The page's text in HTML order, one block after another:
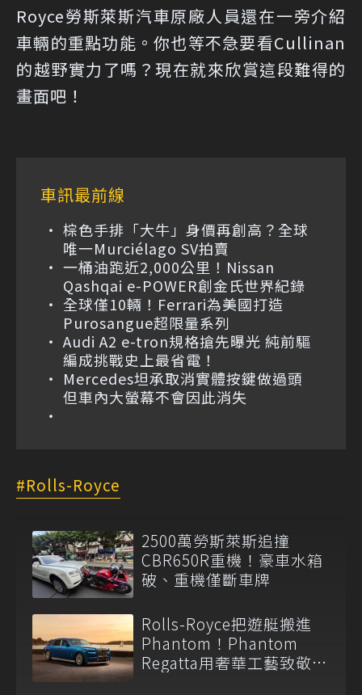
Royce勞斯萊斯汽車原廠人員還在一旁介紹
車輛的重點功能。你也等不急要看Cullinan
的越野實力了嗎？現在就來欣賞這段難得的
畫面吧！
車訊最前線
棕色手排「大牛」身價再創高？全球
唯一Murciélago SV拍賣
一桶油跑近2,000公里！Nissan
Qashqai e-POWER創金氏世界紀錄
全球僅10輛！Ferrari為美國打造
Purosangue超限量系列
Audi A2 e-tron規格搶先曝光 純前驅
編成挑戰史上最省電！
Mercedes坦承取消實體按鍵做過頭
但車內大螢幕不會因此消失
Rolls-Royce
2500萬勞斯萊斯追撞
CBR650R重機！豪車水箱
破、重機僅斷車牌
Rolls-Royce把遊艇搬進
Phantom！Phantom
Regatta用奢華工藝致敬英